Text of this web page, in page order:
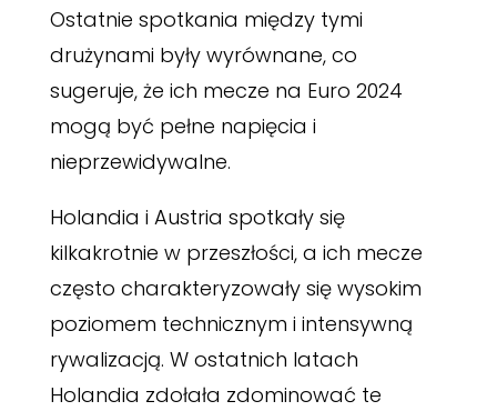
Ostatnie spotkania między tymi
drużynami były wyrównane, co
sugeruje, że ich mecze na Euro 2024
mogą być pełne napięcia i
nieprzewidywalne.
Holandia i Austria spotkały się
kilkakrotnie w przeszłości, a ich mecze
często charakteryzowały się wysokim
poziomem technicznym i intensywną
rywalizacją. W ostatnich latach
Holandia zdołała zdominować te